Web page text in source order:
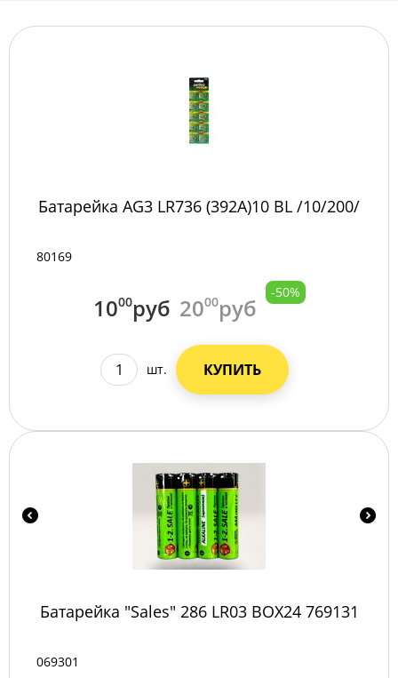
Батарейка AG3 LR736 (392A)10 BL /10/200/
80169
1000руб 2000руб
-50%
шт. КУПИТЬ
Батарейка "Sales" 286 LR03 BOX24 769131
069301